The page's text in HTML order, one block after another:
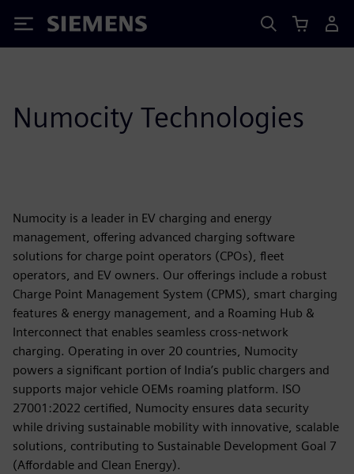
Siemens
Numocity Technologies
Numocity is a leader in EV charging and energy
management, offering advanced charging software
solutions for charge point operators (CPOs), fleet
operators, and EV owners. Our offerings include a robust
Charge Point Management System (CPMS), smart charging
features & energy management, and a Roaming Hub &
Interconnect that enables seamless cross-network
charging. Operating in over 20 countries, Numocity
powers a significant portion of India’s public chargers and
supports major vehicle OEMs roaming platform. ISO
27001:2022 certified, Numocity ensures data security
while driving sustainable mobility with innovative, scalable
solutions, contributing to Sustainable Development Goal 7
(Affordable and Clean Energy).